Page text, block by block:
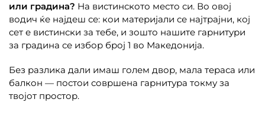
или градина? На вистинското место си. Во овој
водич ќе најдеш се: кои материјали се најтрајни, кој
сет е вистински за тебе, и зошто нашите гарнитури
за градина се избор број 1 во Македонија.
Без разлика дали имаш голем двор, мала тераса или
балкон — постои совршена гарнитура токму за
твојот простор.